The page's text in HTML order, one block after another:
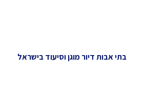
בתי אבות דיור מוגן וסיעוד בישראל